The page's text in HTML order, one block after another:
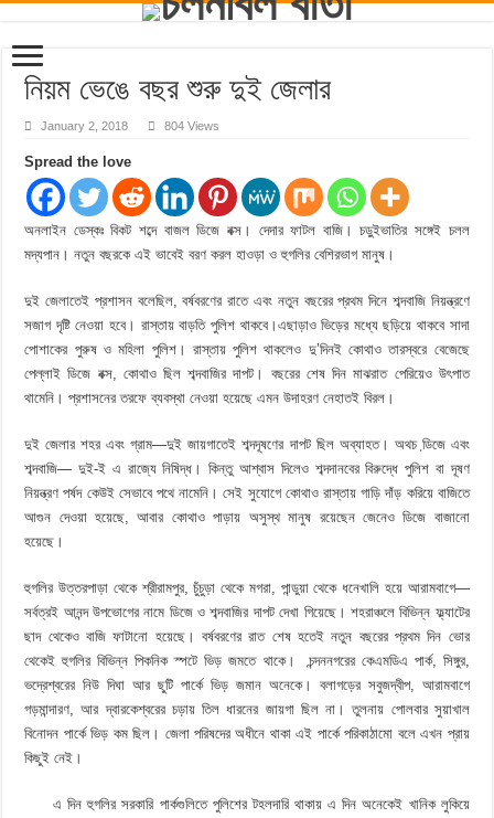
নিয়ম ভেঙে বছর শুরু দুই জেলার
January 2, 2018 804 Views
Spread the love
অনলাইন ডেস্কঃ বিকট শব্দে বাজল ডিজে বক্স। দেদার ফাটল বাজি। চড়ুইভাতির সঙ্গেই চলল
মদ্যপান। নতুন বছরকে এই ভাবেই বরণ করল হাওড়া ও হুগলির বেশিরভাগ মানুষ।
দুই জেলাতেই প্রশাসন বলেছিল, বর্ষবরণের রাতে এবং নতুন বছরের প্রথম দিনে শব্দবাজি নিয়ন্ত্রণে
সজাগ দৃষ্টি নেওয়া হবে। রাস্তায় বাড়তি পুলিশ থাকবে।এছাড়াও ভিড়ের মধ্যে ছড়িয়ে থাকবে সাদা
পোশাকের পুরুষ ও মহিলা পুলিশ। রাস্তায় পুলিশ থাকলেও দু’দিনই কোথাও তারস্বরে বেজেছে
পেল্লাই ডিজে বক্স, কোথাও ছিল শব্দবাজির দাপট। বছরের শেষ দিন মাঝরাত পেরিয়েও উৎপাত
থামেনি। প্রশাসনের তরফে ব্যবস্থা নেওয়া হয়েছে এমন উদাহরণ নেহাতই বিরল।
দুই জেলার শহর এবং গ্রাম—দুই জায়গাতেই শব্দদূষণের দাপট ছিল অব্যাহত। অথচ ডি়জে এবং
শব্দবাজি— দুই-ই এ রাজ্যে নিষিদ্ধ। কিন্তু আশ্বাস দিলেও শব্দদানবের বিরুদ্ধে পুলিশ বা দূষণ
নিয়ন্ত্রণ পর্ষদ কেউই সেভাবে পথে নামেনি। সেই সুযোগে কোথাও রাস্তায় গাড়ি দাঁড় করিয়ে বাজিতে
আগুন দেওয়া হয়েছে, আবার কোথাও পাড়ায় অসুস্থ মানুষ রয়েছেন জেনেও ডিজে বাজানো
হয়েছে।
হুগলির উত্তরপাড়া থেকে শ্রীরামপুর, চুঁচুড়া থেকে মগরা, পান্ডুয়া থেকে ধনেখালি হয়ে আরামবাগে—
সর্বত্রই আনন্দ উপভোগের নামে ডিজে ও শব্দবাজির দাপট দেখা গিয়েছে। শহরাঞ্চলে বিভিন্ন ফ্ল্যাটের
ছাদ থেকেও বাজি ফাটানো হয়েছে। বর্ষবরণের রাত শেষ হতেই নতুন বছরের প্রথম দিন ভোর
থেকেই হুগলির বিভিন্ন পিকনিক স্পটে ভিড় জমতে থাকে। চন্দননগরের কেএমডিএ পার্ক, সিঙ্গুর,
ভদ্রেশ্বরের নিউ দিঘা আর ছুটি পার্কে ভিড় জমান অনেকে। বলাগড়ের সবুজদ্বীপ, আরামবাগে
গড়মান্দারণ, আর দ্বারকেশ্বরের চড়ায় তিল ধারনের জায়গা ছিল না। তুলনায় পোলবার সুয়াখাল
বিনোদন পার্কে ভিড় কম ছিল। জেলা পরিষদের অধীনে থাকা এই পার্কে পরিকাঠামো বলে এখন প্রায়
কিছুই নেই।
এ দিন হুগলির সরকারি পার্কগুলিতে পুলিশের টহলদারি থাকায় এ দিন অনেকেই খানিক লুকিয়ে